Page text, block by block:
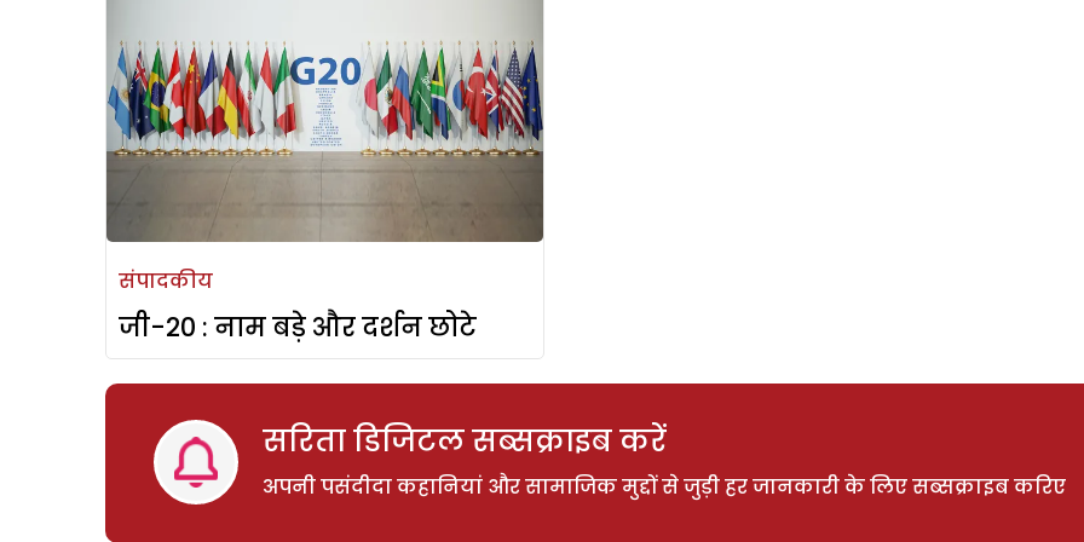
संपादकीय
जी-20 : नाम बड़े और दर्शन छोटे
सरिता डिजिटल सब्सक्राइब करें
अपनी पसंदीदा कहानियां और सामाजिक मुद्दों से जुड़ी हर जानकारी के लिए सब्सक्राइब करिए